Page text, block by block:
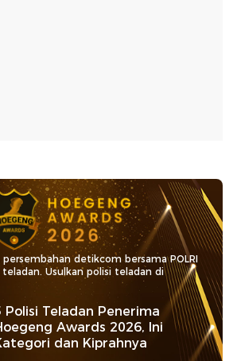
detikcom bersama POLRI
Usulkan polisi teladan di
Polisi Teladan Penerima
Awards 2026, Ini
dan Kiprahnya